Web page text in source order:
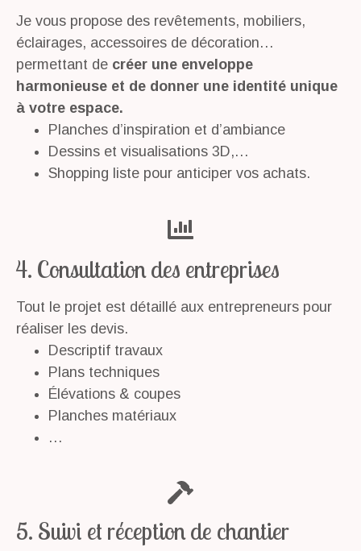
Je vous propose des revêtements, mobiliers,
éclairages, accessoires de décoration…
permettant de créer une enveloppe
harmonieuse et de donner une identité unique
à votre espace.
Planches d’inspiration et d’ambiance
Dessins et visualisations 3D,…
Shopping liste pour anticiper vos achats.
4. Consultation des entreprises
Tout le projet est détaillé aux entrepreneurs pour
réaliser les devis.
Descriptif travaux
Plans techniques
Élévations & coupes
Planches matériaux
…
5. Suivi et réception de chantier